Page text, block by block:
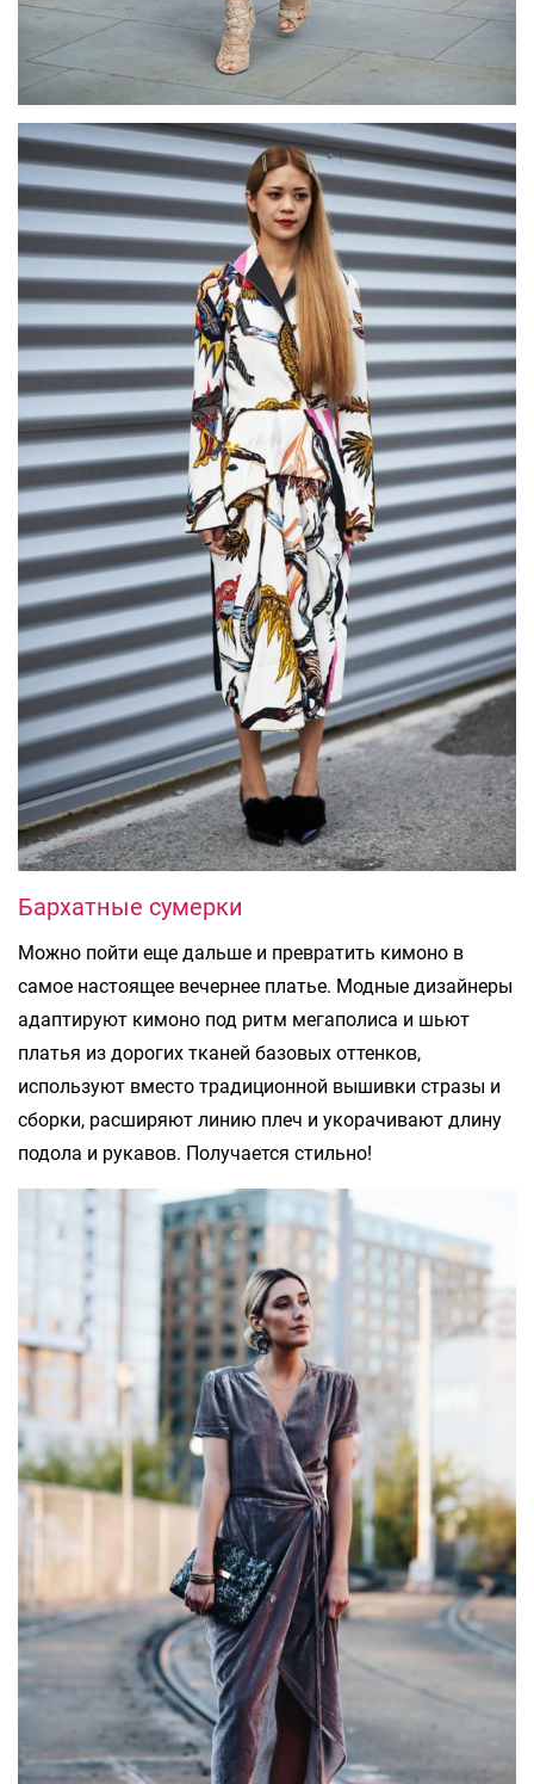
Бархатные сумерки
Можно пойти еще дальше и превратить кимоно в
самое настоящее вечернее платье. Модные дизайнеры
адаптируют кимоно под ритм мегаполиса и шьют
платья из дорогих тканей базовых оттенков,
используют вместо традиционной вышивки стразы и
сборки, расширяют линию плеч и укорачивают длину
подола и рукавов. Получается стильно!